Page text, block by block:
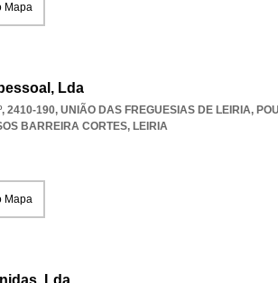
Mapa
Lda
2410-190, UNIÃO DAS FREGUESIAS DE LEIRIA,
BARREIRA CORTES, LEIRIA
Mapa
Lda